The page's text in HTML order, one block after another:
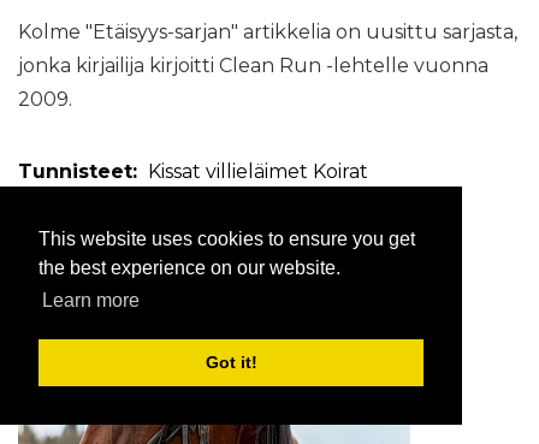
This website uses cookies to ensure you get
the best experience on our website.
Learn more
Got it!
Kolme "Etäisyys-sarjan" artikkelia on uusittu sarjasta,
jonka kirjailija kirjoitti Clean Run -lehtelle vuonna
2009.
Tunnisteet: Kissat villieläimet Koirat
$config[ads_netboard] not found